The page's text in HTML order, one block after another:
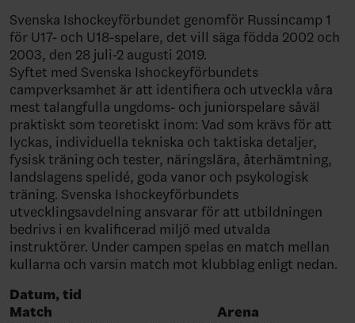
Svenska Ishockeyförbundet genomför Russincamp 1
för U17- och U18-spelare, det vill säga födda 2002 och
2003, den 28 juli-2 augusti 2019.
Syftet med Svenska Ishockeyförbundets
campverksamhet är att identifiera och utveckla våra
mest talangfulla ungdoms- och juniorspelare såväl
praktiskt som teoretiskt inom: Vad som krävs för att
lyckas, individuella tekniska och taktiska detaljer,
fysisk träning och tester, näringslära, återhämtning,
landslagens spelidé, goda vanor och psykologisk
träning. Svenska Ishockeyförbundets
utvecklingsavdelning ansvarar för att utbildningen
bedrivs i en kvalificerad miljö med utvalda
instruktörer. Under campen spelas en match mellan
kullarna och varsin match mot klubblag enligt nedan.
Datum, tid
Match Arena